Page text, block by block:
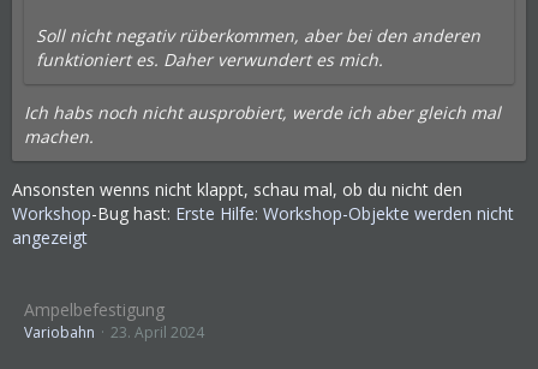
Soll nicht negativ rüberkommen, aber bei den anderen
funktioniert es. Daher verwundert es mich.
Ich habs noch nicht ausprobiert, werde ich aber gleich mal
machen.
Ansonsten wenns nicht klappt, schau mal, ob du nicht den
Workshop-Bug hast: Erste Hilfe: Workshop-Objekte werden nicht
angezeigt
Ampelbefestigung
Variobahn 23. April 2024